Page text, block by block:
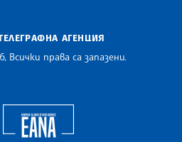
АГЕНЦИЯ
Всички права са запазени.
of the Balkan News Agencies